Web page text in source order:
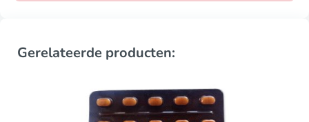
Gerelateerde producten: